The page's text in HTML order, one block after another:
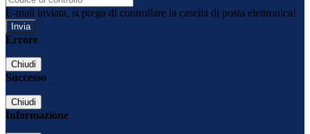
E-mail inviata, si prega di controllare la casella di posta elettronica!
Errore
Chiudi
Successo
Chiudi
Informazione